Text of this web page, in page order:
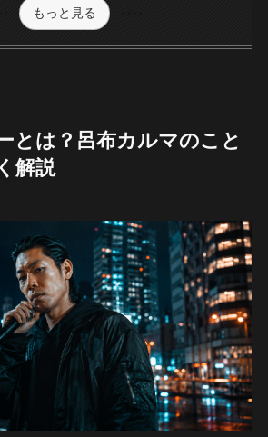
もっと見る
とは？呂布カルマのこと
解説